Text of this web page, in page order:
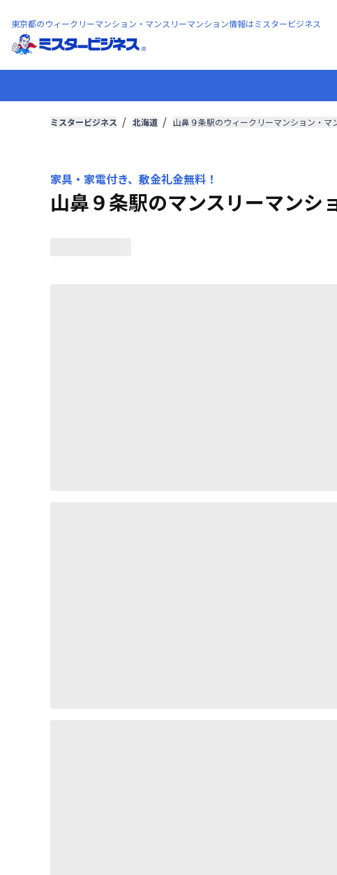
東京都のウィークリーマンション・マンスリーマンション情報はミスタービジネス
ミスタービジネス 北海道 山鼻９条駅のウィークリーマンション・マ
家具・家電付き、敷金礼金無料！
山鼻９条駅のマンスリーマンシ